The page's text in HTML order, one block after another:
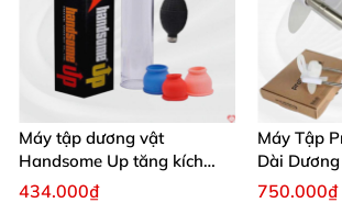
Máy tập dương vật
Handsome Up tăng kích
thước hiệu quả nhanh
434.000₫
Máy Tập
Dài
Thước
750.000₫